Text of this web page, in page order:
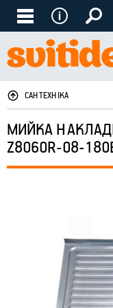
САНТЕХНІКА
МИЙКА
Z8060R-08-